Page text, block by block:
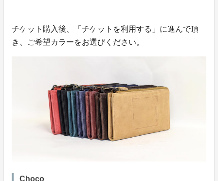
チケット購入後、「チケットを利用する」に進んで頂
き、ご希望カラーをお選びください。
Choco